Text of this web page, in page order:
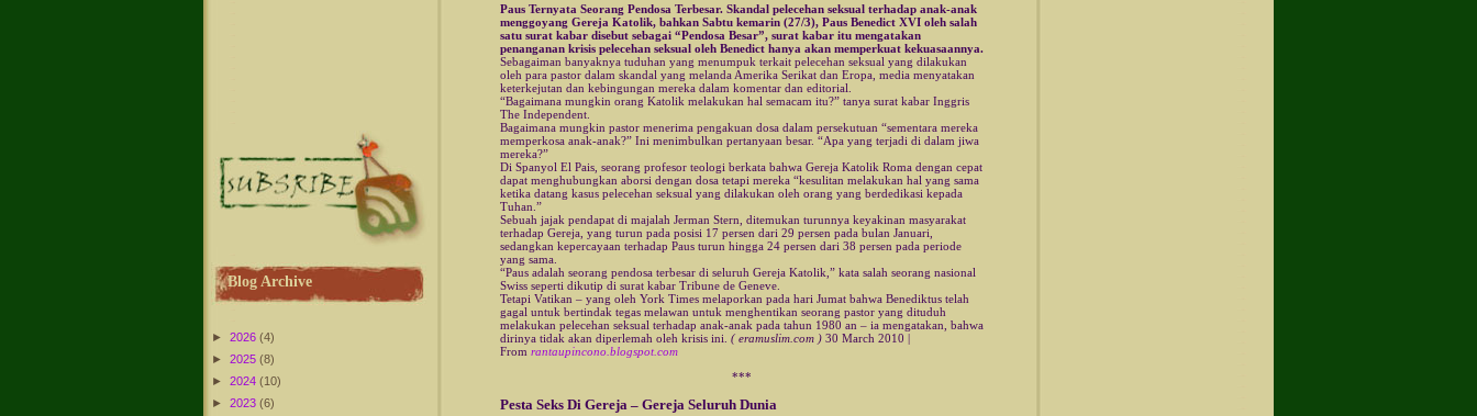
Blog Archive
► 2026 (4)
► 2025 (8)
► 2024 (10)
► 2023 (6)
Paus Ternyata Seorang Pendosa Terbesar. Skandal pelecehan seksual terhadap anak-anak
menggoyang Gereja Katolik, bahkan Sabtu kemarin (27/3), Paus Benedict XVI oleh salah
satu surat kabar disebut sebagai “Pendosa Besar”, surat kabar itu mengatakan
penanganan krisis pelecehan seksual oleh Benedict hanya akan memperkuat kekuasaannya.
Sebagaiman banyaknya tuduhan yang menumpuk terkait pelecehan seksual yang dilakukan
oleh para pastor dalam skandal yang melanda Amerika Serikat dan Eropa, media menyatakan
keterkejutan dan kebingungan mereka dalam komentar dan editorial.
“Bagaimana mungkin orang Katolik melakukan hal semacam itu?” tanya surat kabar Inggris
The Independent.
Bagaimana mungkin pastor menerima pengakuan dosa dalam persekutuan “sementara mereka
memperkosa anak-anak?” Ini menimbulkan pertanyaan besar. “Apa yang terjadi di dalam jiwa
mereka?”
Di Spanyol El Pais, seorang profesor teologi berkata bahwa Gereja Katolik Roma dengan cepat
dapat menghubungkan aborsi dengan dosa tetapi mereka “kesulitan melakukan hal yang sama
ketika datang kasus pelecehan seksual yang dilakukan oleh orang yang berdedikasi kepada
Tuhan.”
Sebuah jajak pendapat di majalah Jerman Stern, ditemukan turunnya keyakinan masyarakat
terhadap Gereja, yang turun pada posisi 17 persen dari 29 persen pada bulan Januari,
sedangkan kepercayaan terhadap Paus turun hingga 24 persen dari 38 persen pada periode
yang sama.
“Paus adalah seorang pendosa terbesar di seluruh Gereja Katolik,” kata salah seorang nasional
Swiss seperti dikutip di surat kabar Tribune de Geneve.
Tetapi Vatikan – yang oleh York Times melaporkan pada hari Jumat bahwa Benediktus telah
gagal untuk bertindak tegas melawan untuk menghentikan seorang pastor yang dituduh
melakukan pelecehan seksual terhadap anak-anak pada tahun 1980 an – ia mengatakan, bahwa
dirinya tidak akan diperlemah oleh krisis ini. ( eramuslim.com ) 30 March 2010 |
From rantaupincono.blogspot.com
***
Pesta Seks Di Gereja – Gereja Seluruh Dunia